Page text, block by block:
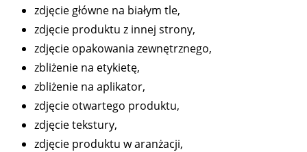
zdjęcie główne na białym tle,
zdjęcie produktu z innej strony,
zdjęcie opakowania zewnętrznego,
zbliżenie na etykietę,
zbliżenie na aplikator,
zdjęcie otwartego produktu,
zdjęcie tekstury,
zdjęcie produktu w aranżacji,